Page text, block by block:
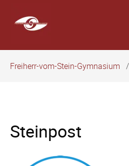
überspringen
Freiherr-vom-Stein-Gymnasium
Steinpost